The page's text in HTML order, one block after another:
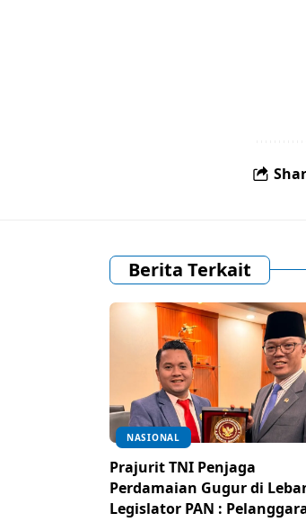
Berita Terkait
NASIONAL
Prajurit TNI Penjaga
Perdamaian Gugur di
Legislator PAN :